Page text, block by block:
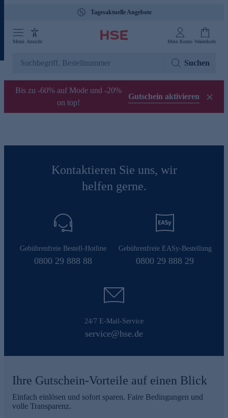
Tagesaktuelle Angebote
Menü Ansicht Mein Konto Warenkorb
Suchen
Bis zu -60% auf Mode und -20%
on top!
Gutschein aktivieren
Kontaktieren Sie uns, wir
helfen gerne.
Gebührenfreie Bestell-Hotline
0800 29 888 88
Gebührenfreie EASy-Bestellung
0800 29 888 29
24/7 E-Mail-Service
service@hse.de
Ihre Gutschein-Vorteile auf einen Blick
Einfach einlösen und sofort sparen. Faire Bedingungen und
volle Transparenz.